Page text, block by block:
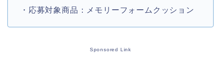
・応募対象商品：メモリーフォームクッション
Sponsored Link